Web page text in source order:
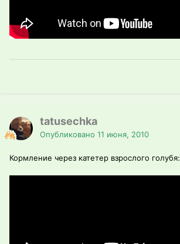
tatusechka
Опубликовано 11 июня, 2010
Кормление через катетер взрослого голубя: